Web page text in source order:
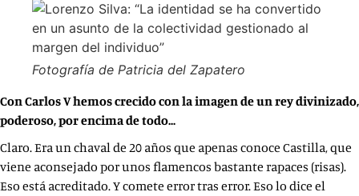
Fotografía de Patricia del Zapatero
Con Carlos V hemos crecido con la imagen de un rey divinizado,
poderoso, por encima de todo…
Claro. Era un chaval de 20 años que apenas conoce Castilla, que
viene aconsejado por unos flamencos bastante rapaces (risas).
Eso está acreditado. Y comete error tras error. Eso lo dice el